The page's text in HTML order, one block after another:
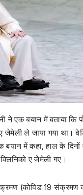
ने एक बयान में बताया कि
जेमेली ले जाया गया था।
बयान में कहा, हाल के
ए जेमेली गए।
(कोविड 19 संक्रमण